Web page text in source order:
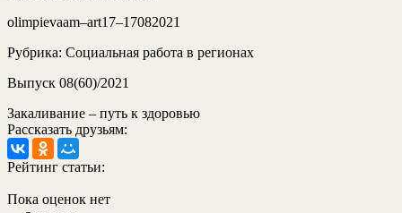
olimpievaam–art17–17082021
Рубрика: Социальная работа в регионах
Выпуск 08(60)/2021
Закаливание – путь к здоровью
Рассказать друзьям:
Рейтинг статьи:
Пока оценок нет